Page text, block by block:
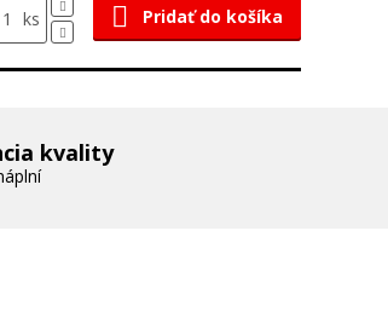
ks Pridať do košíka
kvality